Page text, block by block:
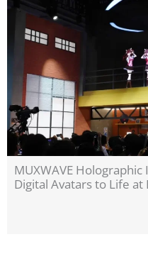
Invisible Holographic
Cultural Heritage to Life